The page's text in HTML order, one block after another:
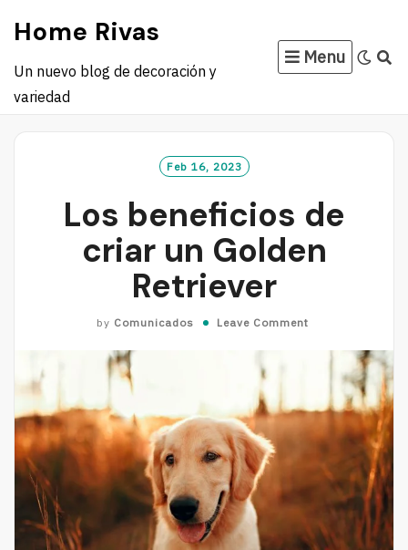
content
Home Rivas
Un nuevo blog de decoración y
variedad
Menu
Feb 16, 2023
Los beneficios de
criar un Golden
Retriever
by Comunicados Leave Comment